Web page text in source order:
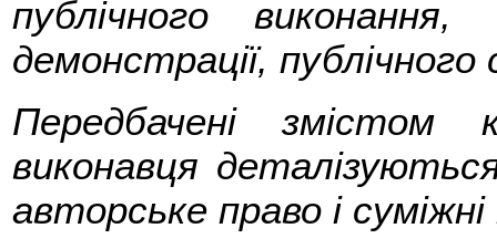
публічного виконання,
демонстрації,
Передбачені змістом
виконавця
авторське право і